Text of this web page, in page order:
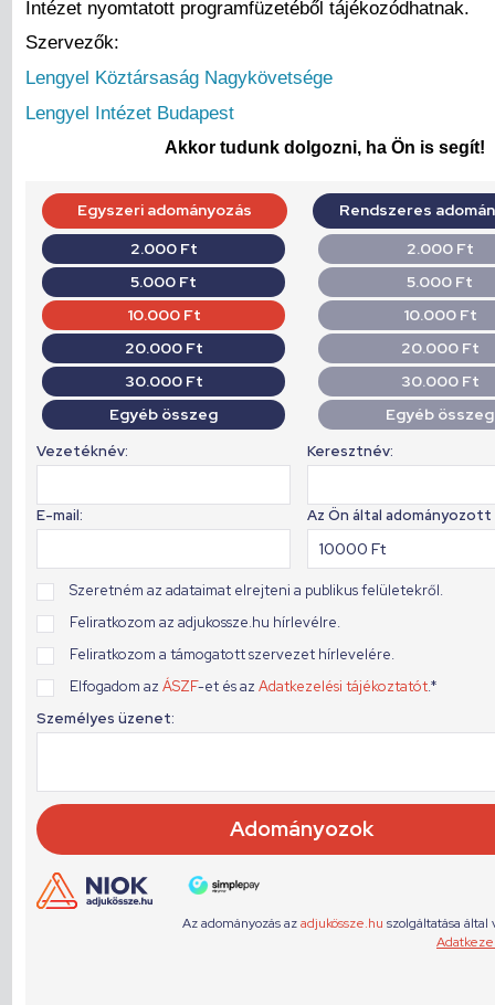
Intézet nyomtatott programfüzetéből tájékozódhatnak.
Szervezők:
Lengyel Köztársaság Nagykövetsége
Lengyel Intézet Budapest
Akkor tudunk dolgozni, ha Ön is segít!